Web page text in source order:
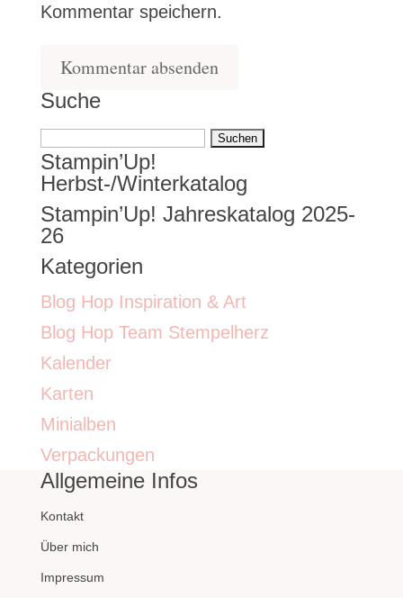
Kommentar speichern.
Suche
Suchen
nach:
Stampin’Up!
Herbst-/Winterkatalog
Stampin’Up! Jahreskatalog 2025-
26
Kategorien
Blog Hop Inspiration & Art
Blog Hop Team Stempelherz
Kalender
Karten
Minialben
Verpackungen
Allgemeine Infos
Kontakt
Über mich
Impressum